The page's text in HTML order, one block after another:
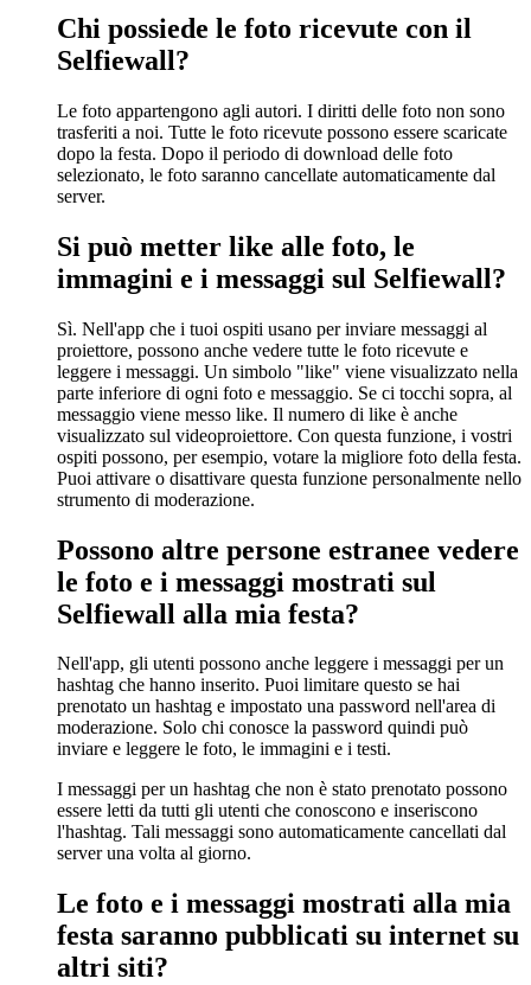
Chi possiede le foto ricevute con il
Selfiewall?
Le foto appartengono agli autori. I diritti delle foto non sono
trasferiti a noi. Tutte le foto ricevute possono essere scaricate
dopo la festa. Dopo il periodo di download delle foto
selezionato, le foto saranno cancellate automaticamente dal
server.
Si può metter like alle foto, le
immagini e i messaggi sul Selfiewall?
Sì. Nell'app che i tuoi ospiti usano per inviare messaggi al
proiettore, possono anche vedere tutte le foto ricevute e
leggere i messaggi. Un simbolo "like" viene visualizzato nella
parte inferiore di ogni foto e messaggio. Se ci tocchi sopra, al
messaggio viene messo like. Il numero di like è anche
visualizzato sul videoproiettore. Con questa funzione, i vostri
ospiti possono, per esempio, votare la migliore foto della festa.
Puoi attivare o disattivare questa funzione personalmente nello
strumento di moderazione.
Possono altre persone estranee vedere
le foto e i messaggi mostrati sul
Selfiewall alla mia festa?
Nell'app, gli utenti possono anche leggere i messaggi per un
hashtag che hanno inserito. Puoi limitare questo se hai
prenotato un hashtag e impostato una password nell'area di
moderazione. Solo chi conosce la password quindi può
inviare e leggere le foto, le immagini e i testi.
I messaggi per un hashtag che non è stato prenotato possono
essere letti da tutti gli utenti che conoscono e inseriscono
l'hashtag. Tali messaggi sono automaticamente cancellati dal
server una volta al giorno.
Le foto e i messaggi mostrati alla mia
festa saranno pubblicati su internet su
altri siti?